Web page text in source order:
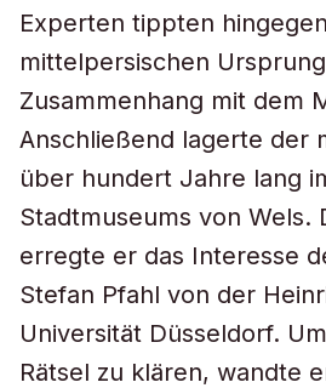
Experten tippten
mittelpersischen
Zusammenhang mit dem
Anschließend lagerte der
über hundert Jahre lang
Stadtmuseums von Wels.
erregte er das Interesse
Stefan Pfahl von der
Universität Düsseldorf.
Rätsel zu klären, wandte